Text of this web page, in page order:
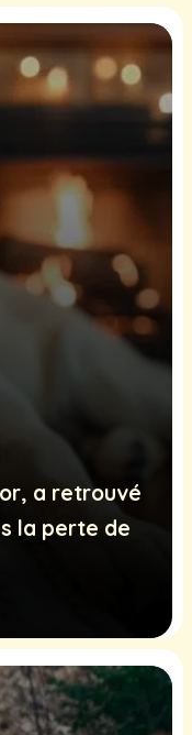
a retrouvé
la perte de